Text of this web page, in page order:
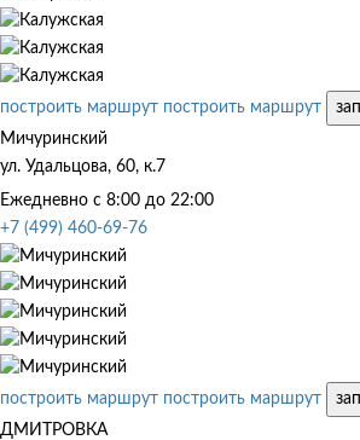
построить маршрут построить маршрут
Мичуринский
ул. Удальцова, 60, к.7
Ежедневно с 8:00 до 22:00
+7 (499) 460-69-76
построить маршрут построить маршрут
ДМИТРОВКА